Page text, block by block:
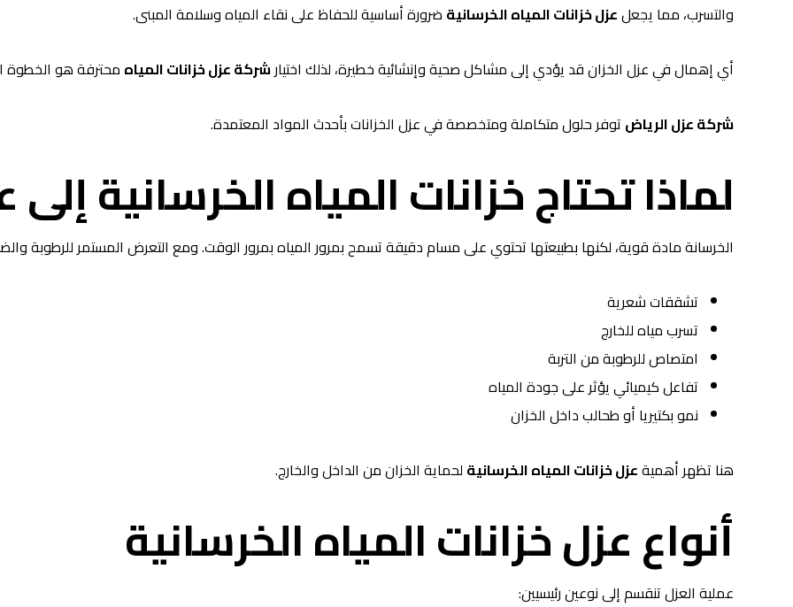
والتسرب، مما يجعلعزل خزانات المياه الخرسانية ضرورة أساسية للحفاظ على نقاء المياه وسلامة المبنى.
أي إهمال في عزل الخزان قد يؤدي إلى مشاكل صحية وإنشائية خطيرة، لذلك اختيارشركة عزل خزانات المياه محترفة هو الخطوة
شركة عزل الرياض توفر حلول متكاملة ومتخصصة في عزل الخزانات بأحدث المواد المعتمدة.
لماذا تحتاج خزانات المياه الخرسانية
الخرسانة مادة قوية، لكنها بطبيعتها تحتوي على مسام دقيقة تسمح بمرور المياه بمرور الوقت. ومع التعرض المستمر للرطوبة
تشققات شعرية
تسرب مياه للخارج
امتصاص للرطوبة من التربة
تفاعل كيميائي يؤثر على جودة المياه
نمو بكتيريا أو طحالب داخل الخزان
هنا تظهر أهميةعزل خزانات المياه الخرسانية لحماية الخزان من الداخل والخارج.
أنواع عزل خزانات المياه الخرسانية
عملية العزل تنقسم إلى نوعين رئيسيين: